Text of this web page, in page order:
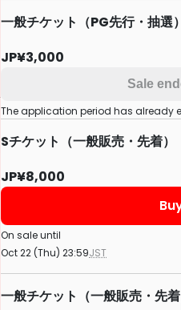
一般チケット（PG先行・抽選）
JP¥3,000
Sale
The application period has already
Sチケット（一般販売・先着）
JP¥8,000
On sale until
Oct 22 (Thu) 23:59JST
一般チケット（一般販売・先着